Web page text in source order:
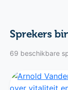
Sprekers
69 beschikbare